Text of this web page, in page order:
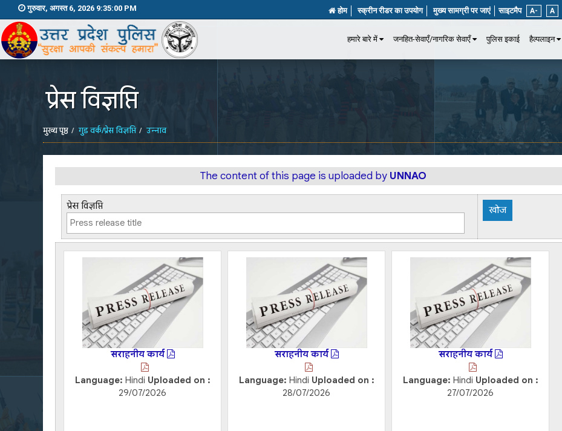
गुरुवार, अगस्त 6, 2026 9:35:01 PM होम स्क्रीन रीडर का उपयोग मुख्य सामग्री पर जाएं साइटमैप A- A
हमारे बारे में जनहित-सेवाएँ/नागरिक सेवाएँ पुलिस इकाई हैल्पलाइन
प्रेस विज्ञप्ति
मुख्य पृष्ठ गुड वर्क/प्रेस विज्ञप्ति उन्नाव
The content of this page is uploaded by UNNAO
प्रेस विज्ञप्ति
सराहनीय कार्य
Language: Hindi Uploaded on :
29/07/2026
सराहनीय कार्य
Language: Hindi Uploaded on :
28/07/2026
सराहनीय कार्य
Language: Hindi Uploaded on :
27/07/2026